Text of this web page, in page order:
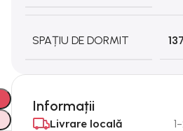
SPAȚIU DE DORMIT
Informații
Livrare locală